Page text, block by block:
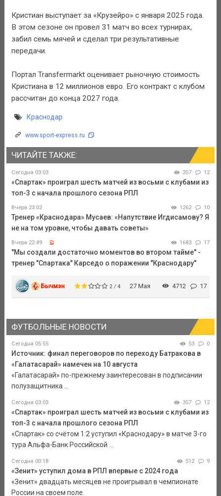
Кристиан выступает за «Крузейро» с января 2025 года.
В этом сезоне он провел 31 матч во всех турнирах,
забил семь мячей и сделал три результативные
передачи.
Портал Transfermarkt оценивает рыночную стоимость
Кристиана в 12 миллионов евро. Его контракт с клубом
рассчитан до конца 2027 года.
Краснодар
www.sport-express.ru
ЧИТАЙТЕ ТАКЖЕ:
Сегодня 03:03 357 12
«Спартак» проиграл шесть матчей из восьми с клубами из
топ-3 с начала прошлого сезона РПЛ
Вчера 23:02 1262 10
Тренер «Краснодара» Мусаев: «Напутствие Игдисамову? Я
не на том уровне, чтобы давать советы»
Вчера 22:49 1683 17
"Мы создали достаточно моментов во втором тайме" -
тренер "Спартака" Карседо о поражении "Краснодару"
Бычмэн 2 / 4 27 Мая 4712 17
ФУТБОЛЬНЫЕ НОВОСТИ
Сегодня 05:55 53 0
Источник: финал переговоров по переходу Батракова в
«Галатасарай» намечен на 10 августа
«Галатасарай» по-прежнему заинтересован в подписании
полузащитника ...
Сегодня 03:03 357 12
«Спартак» проиграл шесть матчей из восьми с клубами из
топ-3 с начала прошлого сезона РПЛ
«Спартак» со счётом 1:2 уступил «Краснодару» в матче 3-го
тура Альфа-Банк Российской ...
Сегодня 00:18 512 9
«Зенит» уступил дома в РПЛ впервые с 2024 года
«Зенит» двадцать месяцев не проигрывал в чемпионате
России на своем поле.